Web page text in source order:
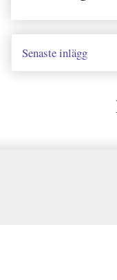
Senaste inlägg